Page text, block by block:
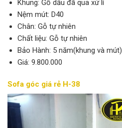
Khung: Gỗ dầu đã qua xử lí
Nệm mút: D40
Chân: Gỗ tự nhiên
Chất liệu: Gỗ tự nhiên
Bảo Hành: 5 năm(khung và mút)
Giá: 9.800.000
Sofa góc giá rẻ H-38